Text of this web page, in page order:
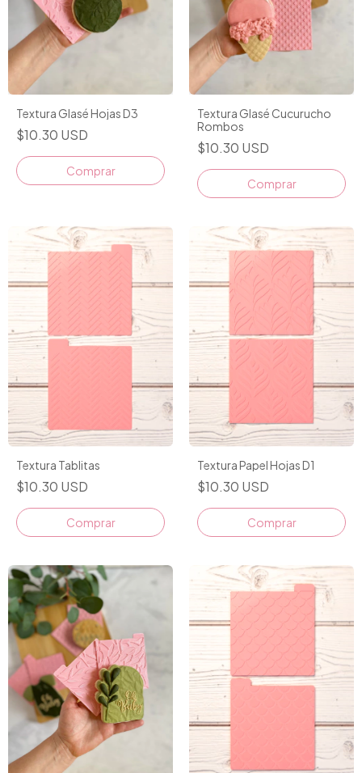
Textura Glasé Hojas D3
$10.30 USD
Textura Glasé Cucurucho
Rombos
$10.30 USD
Textura Tablitas
$10.30 USD
Textura Papel Hojas D1
$10.30 USD